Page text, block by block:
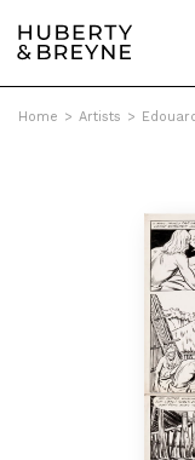
Home > Artists >